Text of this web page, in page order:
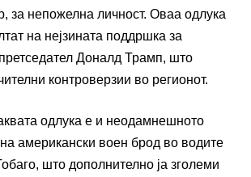
за непожелна личност. Оваа одлука
на нејзината поддршка за
Доналд Трамп, што
контроверзии во регионот.
одлука е и неодамнешното
американски воен брод во водите
што дополнително ја зголеми